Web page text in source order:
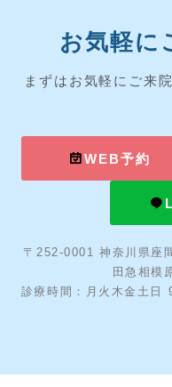
お気軽に
まずはお気軽にご来
WEB予約
〒252-0001 神奈川県座
田急相模
診療時間：月火木金土